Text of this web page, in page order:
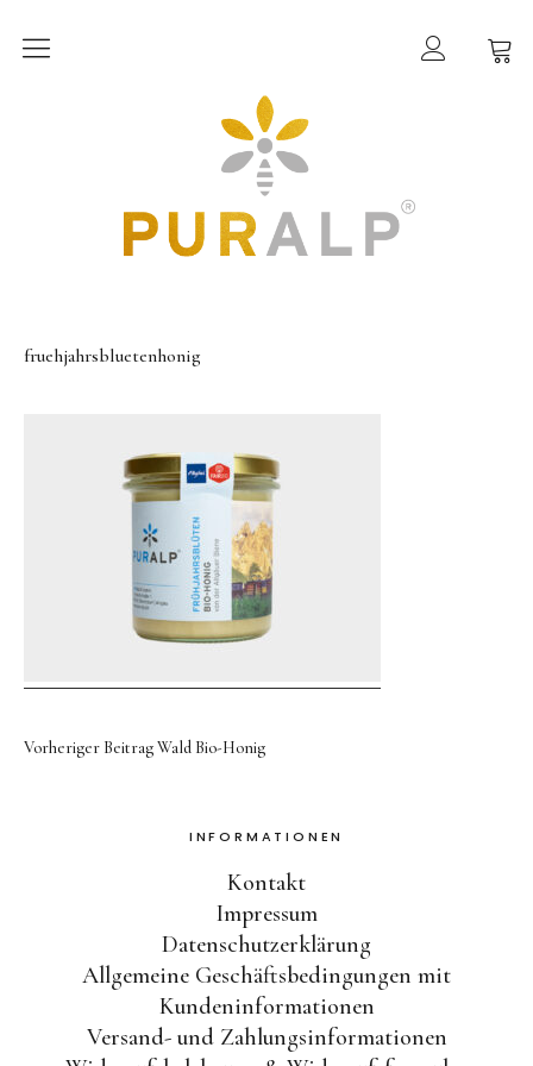
Wissenswertes
Inhaltsstoffe
Allgäuer Bio-Honige
Über uns
Kontakt
Kostenloser Versand ab 50
fruehjahrsbluetenhonig
Vorheriger BeitragWald Bio-Honig
INFORMATIONEN
Kontakt
Impressum
Datenschutzerklärung
Allgemeine Geschäftsbedingungen mit
Kundeninformationen
Versand- und Zahlungsinformationen